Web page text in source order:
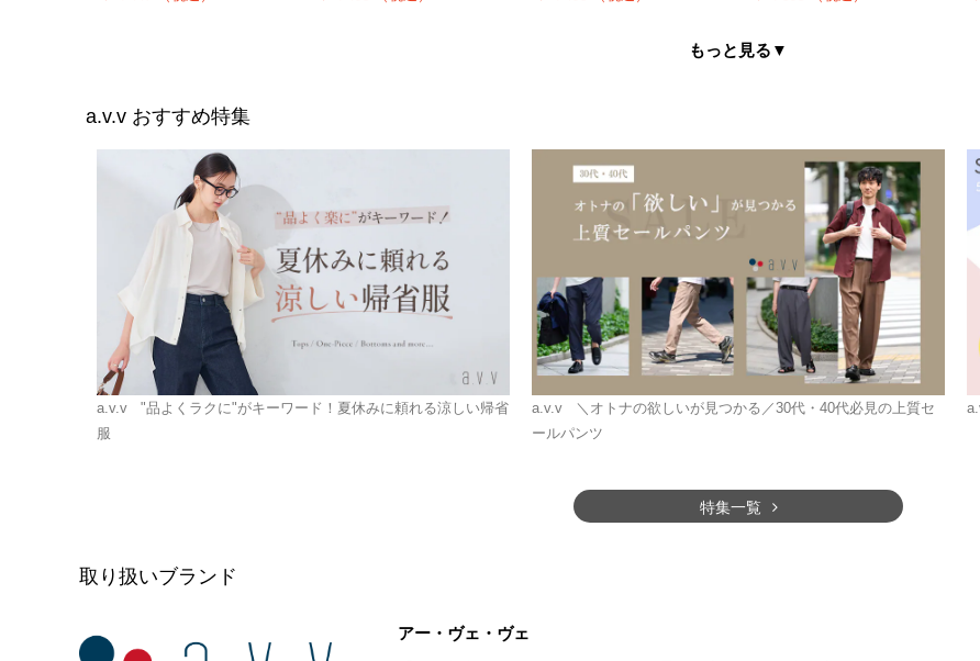
もっと見る▼
a.v.v おすすめ特集
a.v.v "品よくラクに"がキーワード！夏休みに頼れる涼しい帰省
服
a.v.v ＼オトナの欲しいが見つかる／30代・40代必見の上質セ
ールパンツ
特集一覧
取り扱いブランド
アー・ヴェ・ヴェ